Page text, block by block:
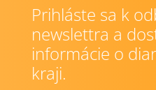
Prihláste sa k
newslettra a
informácie o
kraji.